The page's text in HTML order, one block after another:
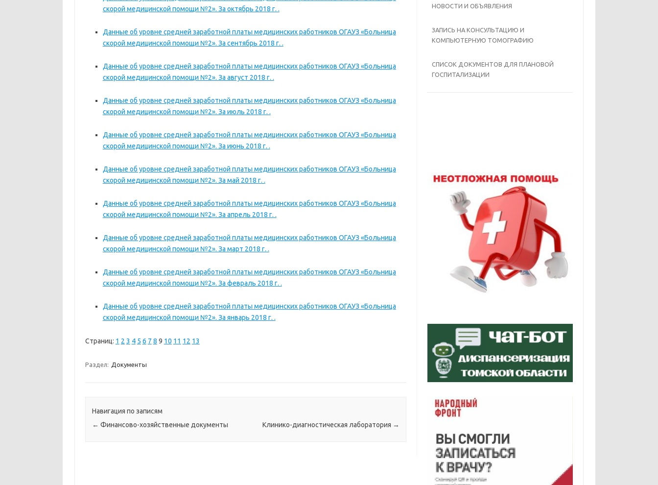
скорой медицинской помощи №2». За октябрь 2018 г. .
Данные об уровне средней заработной платы медицинских работников ОГАУЗ «Больница
скорой медицинской помощи №2». За сентябрь 2018 г. .
Данные об уровне средней заработной платы медицинских работников ОГАУЗ «Больница
скорой медицинской помощи №2». За август 2018 г. .
Данные об уровне средней заработной платы медицинских работников ОГАУЗ «Больница
скорой медицинской помощи №2». За июль 2018 г. .
Данные об уровне средней заработной платы медицинских работников ОГАУЗ «Больница
скорой медицинской помощи №2». За июнь 2018 г. .
Данные об уровне средней заработной платы медицинских работников ОГАУЗ «Больница
скорой медицинской помощи №2». За май 2018 г. .
Данные об уровне средней заработной платы медицинских работников ОГАУЗ «Больница
скорой медицинской помощи №2». За апрель 2018 г. .
Данные об уровне средней заработной платы медицинских работников ОГАУЗ «Больница
скорой медицинской помощи №2». За март 2018 г. .
Данные об уровне средней заработной платы медицинских работников ОГАУЗ «Больница
скорой медицинской помощи №2». За февраль 2018 г. .
Данные об уровне средней заработной платы медицинских работников ОГАУЗ «Больница
скорой медицинской помощи №2». За январь 2018 г. .
Страниц: 1 2 3 4 5 6 7 8 9 10 11 12 13
Раздел: Документы
Навигация по записям
← Финансово-хозяйственные документы Клинико-диагностическая лаборатория →
НОВОСТИ И ОБЪЯВЛЕНИЯ
ЗАПИСЬ НА КОНСУЛЬТАЦИЮ И
КОМПЬЮТЕРНУЮ ТОМОГРАФИЮ
СПИСОК ДОКУМЕНТОВ ДЛЯ ПЛАНОВОЙ
ГОСПИТАЛИЗАЦИИ